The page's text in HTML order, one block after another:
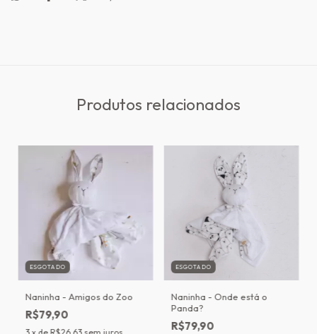
Produtos relacionados
ESGOTADO
Naninha - Amigos do Zoo
R$79,90
ESGOTADO
Naninha - Onde está o
Panda?
R$79,90